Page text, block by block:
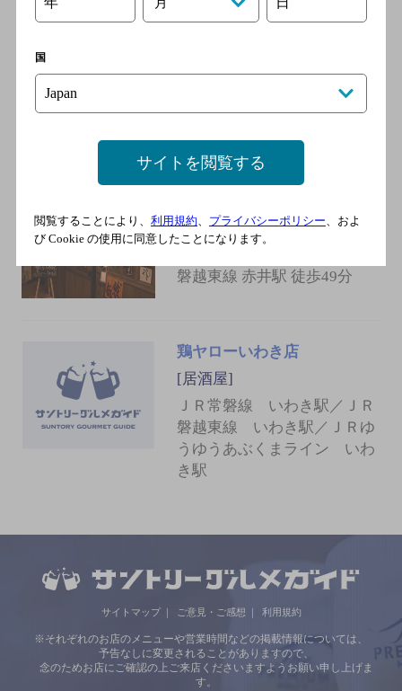
酔っ手羽いわき店
ＪＲ常磐線 いわき駅／ＪＲ
磐越東線 いわき駅／ＪＲゆ
うゆうあぶくまライン いわ
[居酒屋]
磐越東線 赤井駅 徒歩49分
鶏ヤローいわき店
[居酒屋]
ＪＲ常磐線 いわき駅／ＪＲ
磐越東線 いわき駅／ＪＲゆ
うゆうあぶくまライン いわ
き駅
サイトマップ ご意見・ご感想 利用規約
※それぞれのお店のメニューや営業時間などの掲載情報については、
予告なしに変更されることがありますので、
念のためお店にご確認の上ご来店くださいますようお願い申し上げま
す。
国
サイトを閲覧する
閲覧することにより、 利用規約、 プライバシーポリシー、およ
び Cookie の使用に同意したことになります。